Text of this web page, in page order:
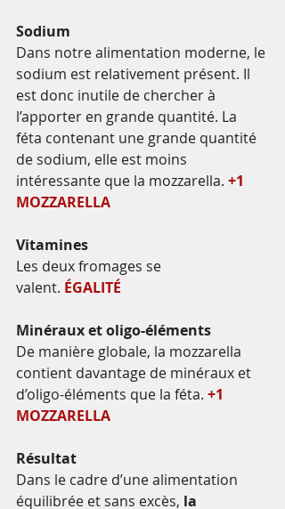
Sodium
Dans notre alimentation moderne, le
sodium est relativement présent. Il
est donc inutile de chercher à
l’apporter en grande quantité. La
féta contenant une grande quantité
de sodium, elle est moins
intéressante que la mozzarella. +1
MOZZARELLA
Vitamines
Les deux fromages se
valent. ÉGALITÉ
Minéraux et oligo-éléments
De manière globale, la mozzarella
contient davantage de minéraux et
d’oligo-éléments que la féta. +1
MOZZARELLA
Résultat
Dans le cadre d’une alimentation
équilibrée et sans excès, la